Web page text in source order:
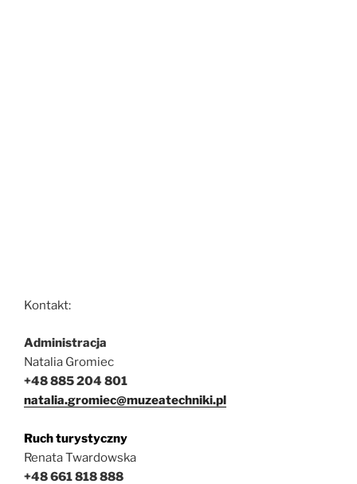
Kontakt:
Administracja
Natalia Gromiec
+48 885 204 801
natalia.gromiec@muzeatechniki.pl
Ruch turystyczny
Renata Twardowska
+48 661 818 888